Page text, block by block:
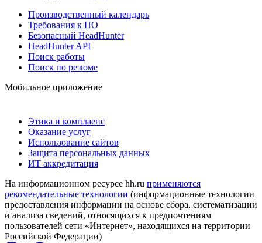
Производственный календарь
Требования к ПО
Безопасный HeadHunter
HeadHunter API
Поиск работы
Поиск по резюме
Мобильное приложение
Этика и комплаенс
Оказание услуг
Использование сайтов
Защита персональных данных
ИТ аккредитация
На информационном ресурсе hh.ru применяются
рекомендательные технологии (информационные технологии
предоставления информации на основе сбора, систематизации
и анализа сведений, относящихся к предпочтениям
пользователей сети «Интернет», находящихся на территории
Российской Федерации)